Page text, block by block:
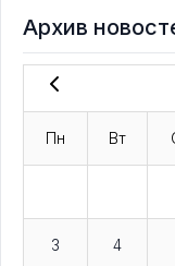
Архив
Пн Вт
3 4